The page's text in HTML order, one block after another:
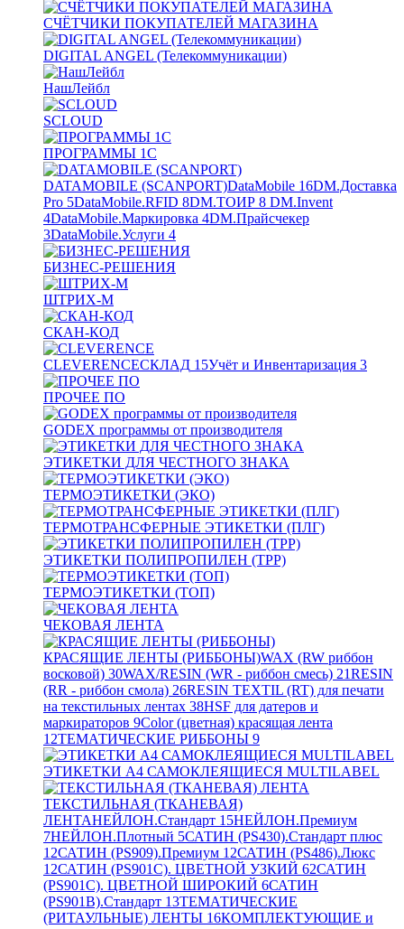
СЧЁТЧИКИ ПОКУПАТЕЛЕЙ МАГАЗИНА
DIGITAL ANGEL (Телекоммуникации)
НашЛейбл
SCLOUD
ПРОГРАММЫ 1С
DATAMOBILE (SCANPORT)DataMobile 16DM.Доставка
Pro 5DataMobile.RFID 8DM.ТОИР 8 DM.Invent
4DataMobile.Маркировка 4DM.Прайсчекер
3DataMobile.Услуги 4
БИЗНЕС-РЕШЕНИЯ
ШТРИХ-М
СКАН-КОД
CLEVERENCEСКЛАД 15Учёт и Инвентаризация 3
ПРОЧЕЕ ПО
GODEX программы от производителя
ЭТИКЕТКИ ДЛЯ ЧЕСТНОГО ЗНАКА
ТЕРМОЭТИКЕТКИ (ЭКО)
ТЕРМОТРАНСФЕРНЫЕ ЭТИКЕТКИ (ПЛГ)
ЭТИКЕТКИ ПОЛИПРОПИЛЕН (TPP)
ТЕРМОЭТИКЕТКИ (ТОП)
ЧЕКОВАЯ ЛЕНТА
КРАСЯЩИЕ ЛЕНТЫ (РИББОНЫ)WAX (RW риббон
восковой) 30WAX/RESIN (WR - риббон смесь) 21RESIN
(RR - риббон смола) 26RESIN TEXTIL (RT) для печати
на текстильных лентах 38HSF для датеров и
маркираторов 9Color (цветная) красящая лента
12ТЕМАТИЧЕСКИЕ РИББОНЫ 9
ЭТИКЕТКИ А4 САМОКЛЕЯЩИЕСЯ MULTILABEL
ТЕКСТИЛЬНАЯ (ТКАНЕВАЯ)
ЛЕНТАНЕЙЛОН.Стандарт 15НЕЙЛОН.Премиум
7НЕЙЛОН.Плотный 5САТИН (PS430).Стандарт плюс
12САТИН (PS909).Премиум 12САТИН (PS486).Люкс
12САТИН (PS901C). ЦВЕТНОЙ УЗКИЙ 62САТИН
(PS901C). ЦВЕТНОЙ ШИРОКИЙ 6САТИН
(PS901B).Стандарт 13ТЕМАТИЧЕСКИЕ
(РИТАУЛЬНЫЕ) ЛЕНТЫ 16КОМПЛЕКТУЮЩИЕ и